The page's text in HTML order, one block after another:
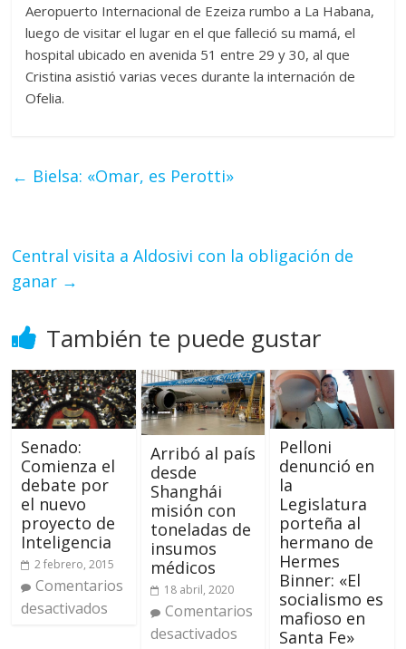
Aeropuerto Internacional de Ezeiza rumbo a La Habana,
luego de visitar el lugar en el que falleció su mamá, el
hospital ubicado en avenida 51 entre 29 y 30, al que
Cristina asistió varias veces durante la internación de
Ofelia.
← Bielsa: «Omar, es Perotti»
Central visita a Aldosivi con la obligación de
ganar →
También te puede gustar
Senado:
Comienza el
debate por
el nuevo
proyecto de
Inteligencia
2 febrero, 2015
Comentarios
desactivados
Arribó al país
desde
Shanghái
misión con
toneladas de
insumos
médicos
18 abril, 2020
Comentarios
desactivados
Pelloni
denunció en
la
Legislatura
porteña al
hermano de
Hermes
Binner: «El
socialismo es
mafioso en
Santa Fe»